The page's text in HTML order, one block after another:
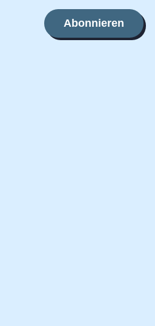
Abonnieren